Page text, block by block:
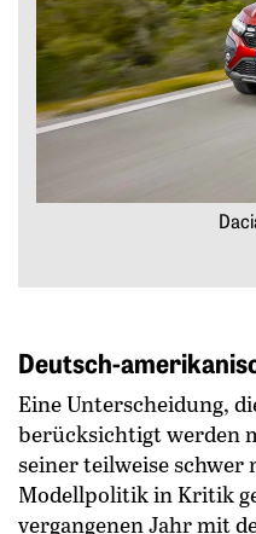
Deutsch-
Eine Unterscheidung,
berücksichtigt werden
seiner teilweise schwer
Modellpolitik in Kritik
vergangenen Jahr mit